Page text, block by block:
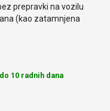
prepravki na vozilu
(kao zatamnjena
10 radnih dana